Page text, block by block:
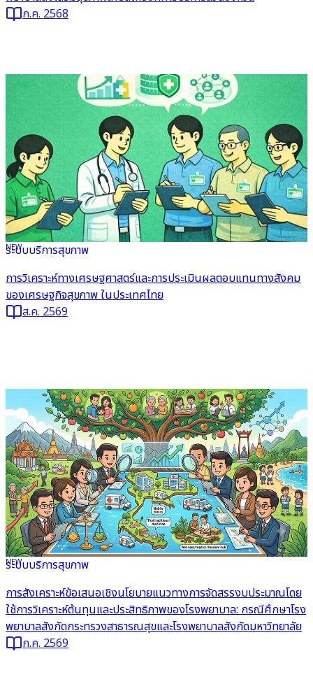
ก.ค. 2568
อ่านต่อ
NEW
ระบบบริการสุขภาพ
การวิเคราะห์ทางเศรษฐศาสตร์และการประเมินผลตอบแทนทางสังคม
ของเศรษฐกิจสุขภาพ ในประเทศไทย
ส.ค. 2569
อ่านต่อ
NEW
ระบบบริการสุขภาพ
การสังเคราะห์ข้อเสนอเชิงนโยบายแนวทางการจัดสรรงบประมาณโดย
ใช้การวิเคราะห์ต้นทุนและประสิทธิภาพของโรงพยาบาล: กรณีศึกษาโรง
พยาบาลสังกัดกระทรวงสาธารณสุขและโรงพยาบาลสังกัดมหาวิทยาลัย
ก.ค. 2569